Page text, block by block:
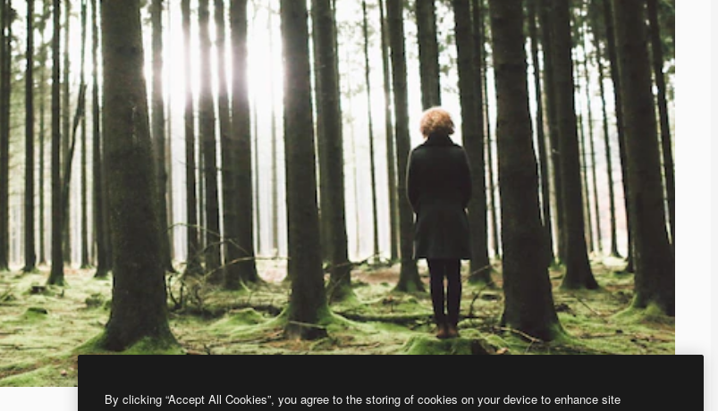
By clicking “Accept All Cookies”, you agree to the storing of cookies on your device to enhance site